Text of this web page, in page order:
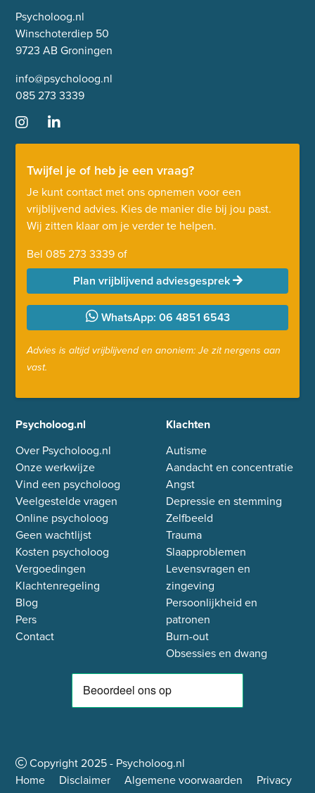
Psycholoog.nl
Winschoterdiep 50
9723 AB Groningen
info@psycholoog.nl
085 273 3339
Twijfel je of heb je een vraag?
Je kunt contact met ons opnemen voor een
vrijblijvend advies. Kies de manier die bij jou past.
Wij zitten klaar om je verder te helpen.
Bel 085 273 3339of
Plan vrijblijvend adviesgesprek
WhatsApp: 06 4851 6543
Advies is altijd vrijblijvend en anoniem: Je zit nergens aan
vast.
Psycholoog.nl
Over Psycholoog.nl
Onze werkwijze
Vind een psycholoog
Veelgestelde vragen
Online psycholoog
Geen wachtlijst
Kosten psycholoog
Vergoedingen
Klachtenregeling
Blog
Pers
Contact
Klachten
Autisme
Aandacht en concentratie
Angst
Depressie en stemming
Zelfbeeld
Trauma
Slaapproblemen
Levensvragen en
zingeving
Persoonlijkheid en
patronen
Burn-out
Obsessies en dwang
Copyright2025- Psycholoog.nl
Home
Disclaimer Algemene voorwaarden
Privacy